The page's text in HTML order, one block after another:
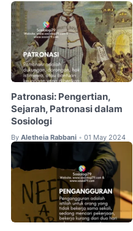
Patronasi: Pengertian,
Sejarah, Patronasi dalam
Sosiologi
By Aletheia Rabbani • 01 May 2024